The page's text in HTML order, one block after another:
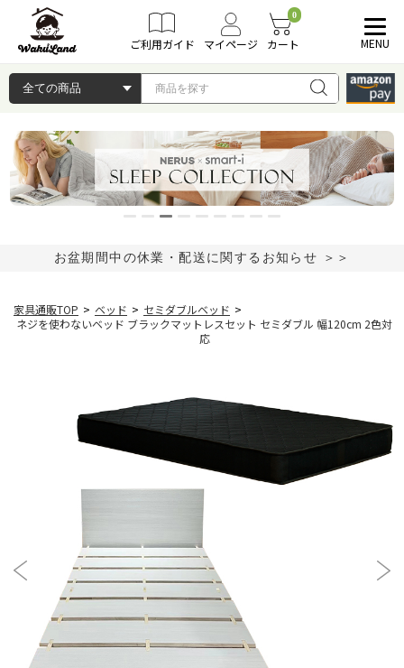
ご利用ガイド マイページ
0
カート MENU
お盆期間中の休業・配送に関するお知らせ ＞＞
家具通販TOP > ベッド > セミダブルベッド >
ネジを使わないベッド ブラックマットレスセット セミダブル 幅120cm 2色対
応